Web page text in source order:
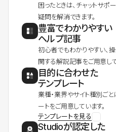
困ったときは、チャットサポ
疑問を解消できます。
豊富でわかりやすい
ヘルプ記事
初心者でもわかりやすい、
関する解説記事をご用意して
目的に合わせた
テンプレート
業種・業界やサイト種別ご
ートをご用意しています。
テンプレートを見る
Studioが認定した